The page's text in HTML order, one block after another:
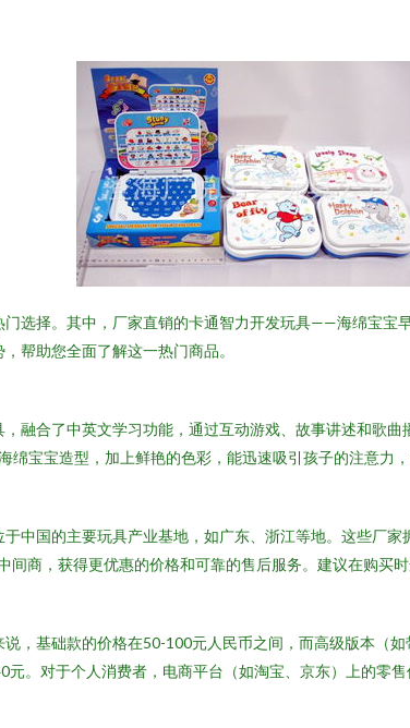
选择。其中，厂家直销的卡通智力开发玩具——海绵宝宝
帮助您全面了解这一热门商品。
融合了中英文学习功能，通过互动游戏、故事讲述和歌
宝宝造型，加上鲜艳的色彩，能迅速吸引孩子的注意力，
中国的主要玩具产业基地，如广东、浙江等地。这些厂
间商，获得更优惠的价格和可靠的售后服务。建议在购买
，基础款的价格在50-100元人民币之间，而高级版本（
。对于个人消费者，电商平台（如淘宝、京东）上的零